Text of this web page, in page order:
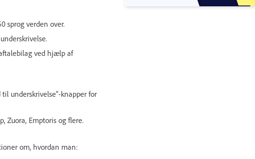
sprog verden over.
ved hjælp af
underskrivelse"-knapper for
Zuora, Emptoris og flere.
om, hvordan man: